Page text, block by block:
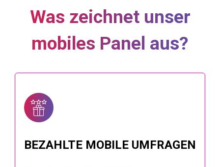
Was zeichnet unser
mobiles Panel aus?
BEZAHLTE MOBILE UMFRAGEN